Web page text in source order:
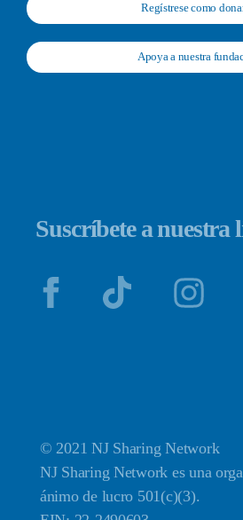
Regístrese como
Apoya a nuestra
Suscríbete a nuestra
© 2021 NJ Sharing Network
NJ Sharing Network es una
ánimo de lucro 501(c)(3).